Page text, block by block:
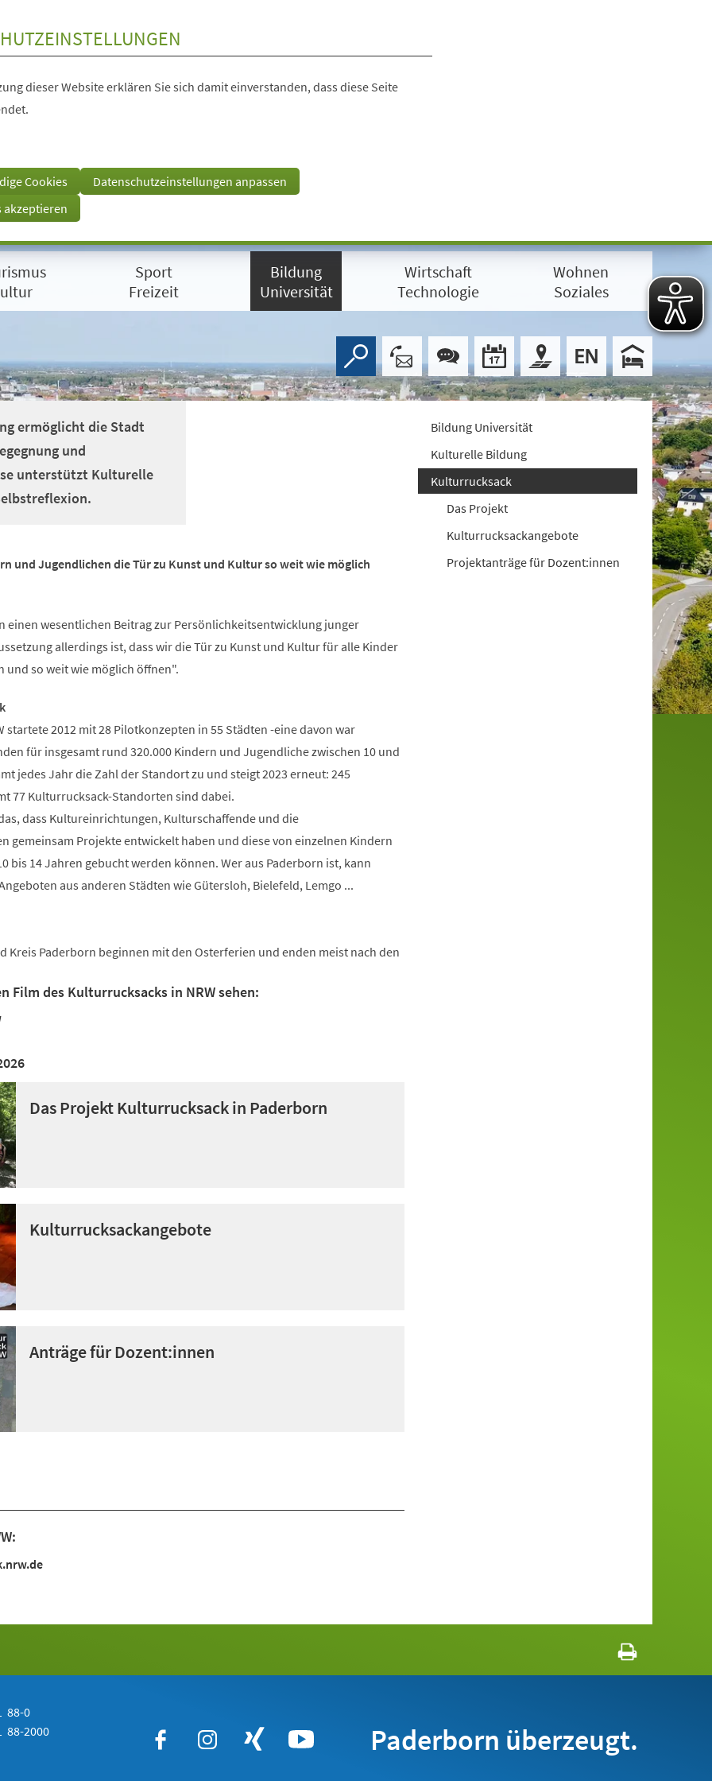
dieser Website erklären Sie sich damit einverstanden, dass diese Seite
Cookies
Datenschutzeinstellungen anpassen
akzeptieren
Sport
Freizeit
Bildung
Universität
Wirtschaft
Technologie
Wohnen
Soziales
ermöglicht die Stadt
und
unterstützt Kulturelle
und Jugendlichen die Tür zu Kunst und Kultur so weit wie möglich
einen wesentlichen Beitrag zur Persönlichkeitsentwicklung junger
allerdings ist, dass wir die Tür zu Kunst und Kultur für alle Kinder
und so weit wie möglich öffnen".
startete 2012 mit 28 Pilotkonzepten in 55 Städten -eine davon war
für insgesamt rund 320.000 Kindern und Jugendliche zwischen 10 und
jedes Jahr die Zahl der Standort zu und steigt 2023 erneut: 245
77 Kulturrucksack-Standorten sind dabei.
dass Kultureinrichtungen, Kulturschaffende und die
gemeinsam Projekte entwickelt haben und diese von einzelnen Kindern
bis 14 Jahren gebucht werden können. Wer aus Paderborn ist, kann
aus anderen Städten wie Gütersloh, Bielefeld, Lemgo ...
Kreis Paderborn beginnen mit den Osterferien und enden meist nach den
Film des Kulturrucksacks in NRW sehen:
Das Projekt Kulturrucksack in Paderborn
Kulturrucksackangebote
Anträge für Dozent:innen
Bildung Universität
Kulturelle Bildung
Kulturrucksack
Das Projekt
Kulturrucksackangebote
Projektanträge für Dozent:innen
88-0
88-2000
Paderborn überzeugt.